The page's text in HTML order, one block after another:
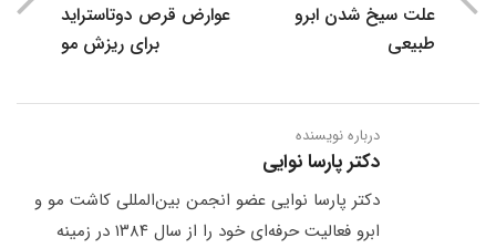
علت سیخ شدن ابرو
طبیعی
عوارض قرص دوتاستراید
برای ریزش مو
درباره نویسنده
دکتر پارسا نوایی
دکتر پارسا نوایی عضو انجمن بین‌المللی کاشت مو و
ابرو فعالیت حرفه‌ای خود را از سال ۱۳۸۴ در زمینه